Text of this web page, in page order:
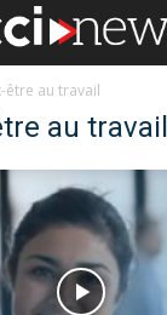
être au travail
au travail